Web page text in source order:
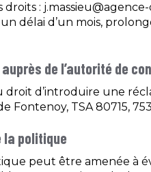
:
délai d’un mois,
de l’autorité de
droit d’introduire une
Fontenoy, TSA 80715,
la politique
peut être amenée à